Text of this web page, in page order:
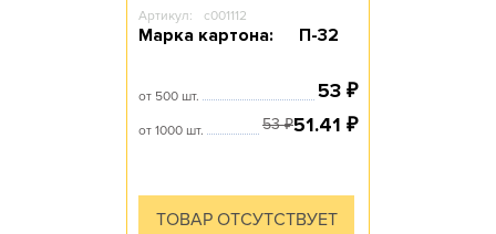
Артикул: c001112
Марка картона: П-32
от 500 шт. 53 ₽
от 1000 шт. 53₽51.41 ₽
ТОВАР ОТСУТСТВУЕТ